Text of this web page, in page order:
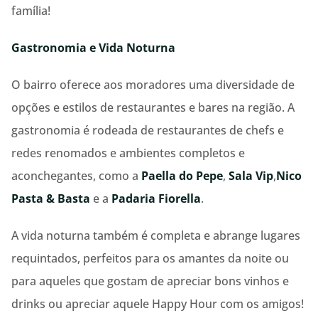
família!
Gastronomia e Vida Noturna
O bairro oferece aos moradores uma diversidade de
opções e estilos de restaurantes e bares na região. A
gastronomia é rodeada de restaurantes de chefs e
redes renomados e ambientes completos e
aconchegantes, como a Paella do Pepe, Sala Vip,Nico
Pasta & Basta e a Padaria Fiorella.
A vida noturna também é completa e abrange lugares
requintados, perfeitos para os amantes da noite ou
para aqueles que gostam de apreciar bons vinhos e
drinks ou apreciar aquele Happy Hour com os amigos!